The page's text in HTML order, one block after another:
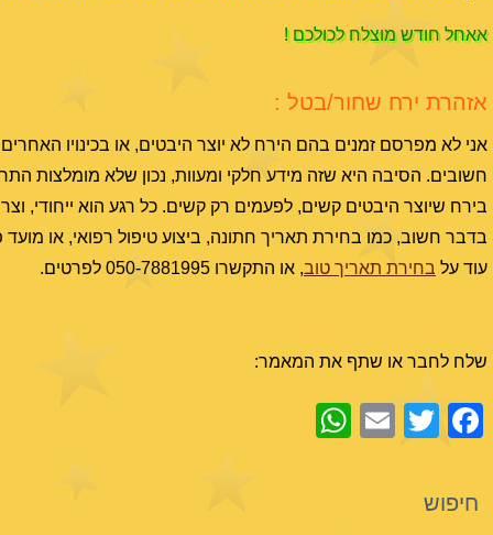
אאחל חודש מוצלח לכולכם !
אזהרת ירח שחור/בטל :
חשובים. הסיבה היא שזה מידע חלקי ומעוות, נכון שלא מומלצות
בירח שיוצר היבטים קשים, לפעמים רק קשים. כל רגע הוא ייחודי,
בדבר חשוב, כמו בחירת תאריך חתונה, ביצוע טיפול רפואי, או
עוד על בחירת תאריך טוב, או התקשרו 050-7881995 לפרטים.
שלח לחבר או שתף את המאמר:
Facebook
Twitter
Email
חיפוש